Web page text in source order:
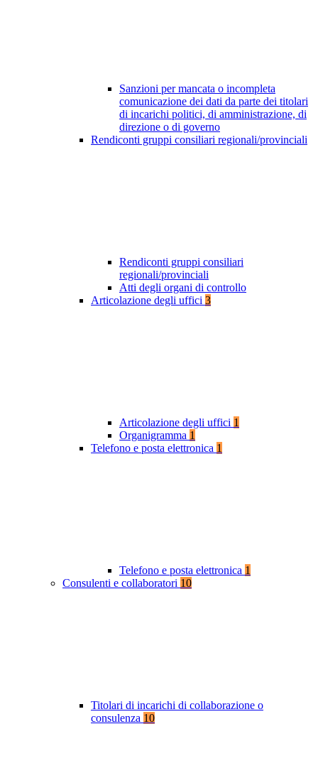
Sanzioni per mancata o incompleta
comunicazione dei dati da parte dei titolari
di incarichi politici, di amministrazione, di
direzione o di governo
Rendiconti gruppi consiliari regionali/provinciali
Rendiconti gruppi consiliari
regionali/provinciali
Atti degli organi di controllo
Articolazione degli uffici 3
Articolazione degli uffici 1
Organigramma 1
Telefono e posta elettronica 1
Telefono e posta elettronica 1
Consulenti e collaboratori 10
Titolari di incarichi di collaborazione o
consulenza 10